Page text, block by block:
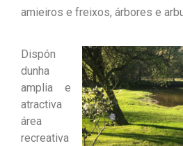
amieiros e freixos, árbores e
Dispón
dunha
amplia e
atractiva
área
recreativa